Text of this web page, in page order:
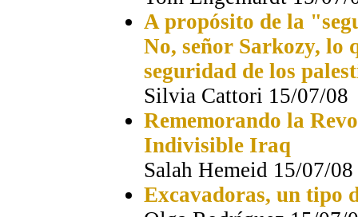
A propósito de la
No, señor Sarkozy, lo
seguridad de los
Silvia Cattori 15/07/08
Rememorando la
Indivisible Iraq
Salah Hemeid 15/07/08
Excavadoras, un tipo